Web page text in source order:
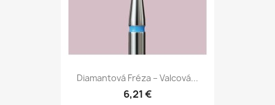
Diamantová Fréza – Valcová...
6,21 €